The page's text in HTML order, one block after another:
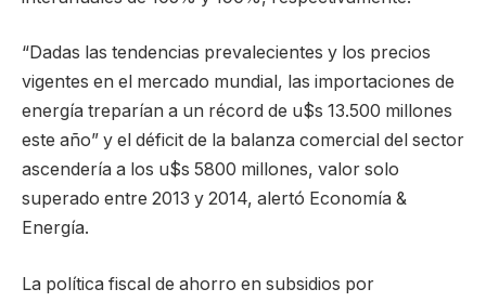
“Dadas las tendencias prevalecientes y los precios
vigentes en el mercado mundial, las importaciones de
energía treparían a un récord de u$s 13.500 millones
este año” y el déficit de la balanza comercial del sector
ascendería a los u$s 5800 millones, valor solo
superado entre 2013 y 2014, alertó Economía &
Energía.
La política fiscal de ahorro en subsidios por